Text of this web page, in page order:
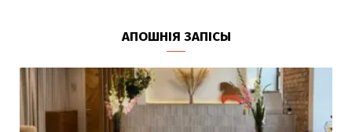
АПОШНІЯ ЗАПІСЫ